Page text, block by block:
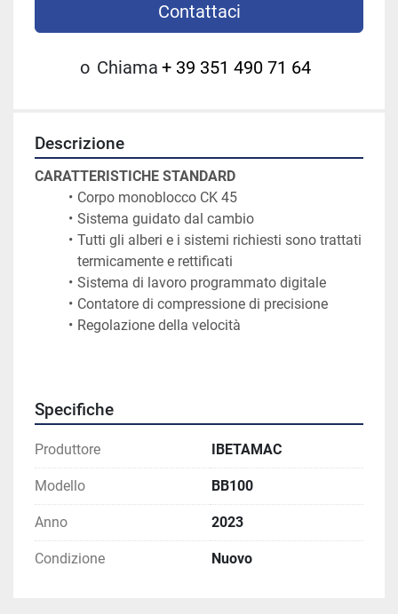
Contattaci
o Chiama + 39 351 490 71 64
Descrizione
CARATTERISTICHE STANDARD
Corpo monoblocco CK 45
Sistema guidato dal cambio
Tutti gli alberi e i sistemi richiesti sono trattati
termicamente e rettificati
Sistema di lavoro programmato digitale
Contatore di compressione di precisione
Regolazione della velocità
Specifiche
Produttore IBETAMAC
Modello BB100
Anno 2023
Condizione Nuovo